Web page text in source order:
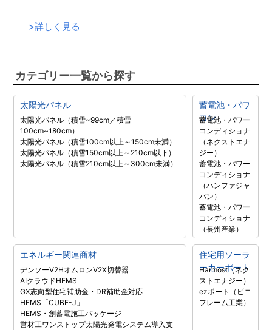
>詳しく見る
カテゴリー一覧から探す
太陽光パネル
太陽光パネル（積雪~99cm／積雪
100cm~180cm）
太陽光パネル（積雪100cm以上～150cm未満）
太陽光パネル（積雪150cm以上～210cm以下）
太陽光パネル（積雪210cm以上～300cm未満）
蓄電池・パワ
コン
蓄電池・パワー
コンディショナ
（ネクストエナ
ジー）
蓄電池・パワー
コンディショナ
（ハンファジャ
パン）
蓄電池・パワー
コンディショナ
（長州産業）
エネルギー関連商材
デンソーV2HオムロンV2X切替器
AIクラウドHEMS
GX志向型住宅補助金・DR補助金対応
HEMS「CUBE-J」
HEMS・創蓄電施工パッケージ
営材工ワンストップ太陽光発電システム導入支
住宅用ソーラ
ーカーポート
Harmost（ネク
ストエナジー）
ezポート（ビニ
フレーム工業）